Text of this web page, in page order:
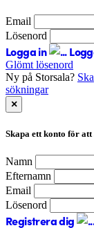
Email
Lösenord
Logga in
Glömt lösenord
Ny på Storsala?
sökningar
×
Skapa ett konto för
Namn
Efternamn
Email
Lösenord
Registrera dig